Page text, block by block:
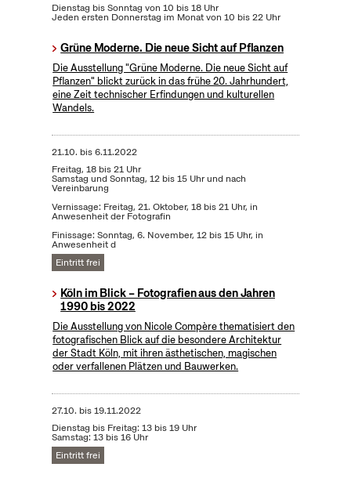
Dienstag bis Sonntag von 10 bis 18 Uhr
Jeden ersten Donnerstag im Monat von 10 bis 22 Uhr
Grüne Moderne. Die neue Sicht auf Pflanzen
Die Ausstellung "Grüne Moderne. Die neue Sicht auf
Pflanzen" blickt zurück in das frühe 20. Jahrhundert,
eine Zeit technischer Erfindungen und kulturellen
Wandels.
21.10. bis6.11.2022
Freitag, 18 bis 21 Uhr
Samstag und Sonntag, 12 bis 15 Uhr und nach
Vereinbarung
Vernissage: Freitag, 21. Oktober, 18 bis 21 Uhr, in
Anwesenheit der Fotografin
Finissage: Sonntag, 6. November, 12 bis 15 Uhr, in
Anwesenheit d
Eintritt frei
Köln im Blick – Fotografien aus den Jahren
1990 bis 2022
Die Ausstellung von Nicole Compère thematisiert den
fotografischen Blick auf die besondere Architektur
der Stadt Köln, mit ihren ästhetischen, magischen
oder verfallenen Plätzen und Bauwerken.
27.10. bis19.11.2022
Dienstag bis Freitag: 13 bis 19 Uhr
Samstag: 13 bis 16 Uhr
Eintritt frei